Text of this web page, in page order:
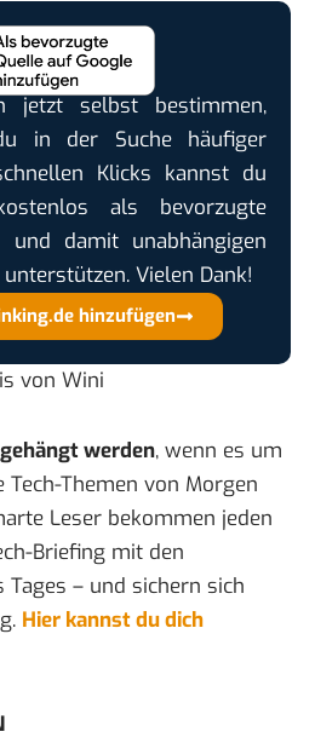
jetzt selbst bestimmen,
in der Suche häufiger
Klicks kannst du
als bevorzugte
und damit unabhängigen
Vielen Dank!
hinzufügen
von Wini
werden, wenn es um
Tech-Themen von Morgen
Leser bekommen jeden
Briefing mit den
– und sichern sich
Hier kannst du dich